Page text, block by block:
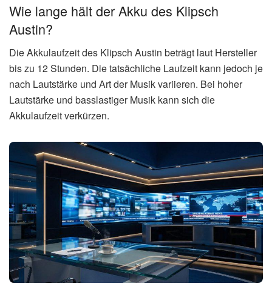
Wie lange hält der Akku des Klipsch
Austin?
Die Akkulaufzeit des Klipsch Austin beträgt laut Hersteller
bis zu 12 Stunden. Die tatsächliche Laufzeit kann jedoch je
nach Lautstärke und Art der Musik variieren. Bei hoher
Lautstärke und basslastiger Musik kann sich die
Akkulaufzeit verkürzen.